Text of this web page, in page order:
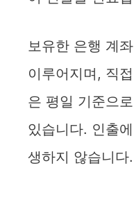
보유한 은행 계
이루어지며, 직
은 평일 기준으
있습니다. 인출
생하지 않습니다.